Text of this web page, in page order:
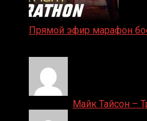
Прямой эфир марафон
Майк Тайсон –